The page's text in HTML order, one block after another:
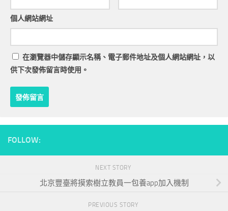
個人網站網址
在瀏覽器中儲存顯示名稱、電子郵件地址及個人網站網址，以
供下次發佈留言時使用。
FOLLOW:
NEXT STORY
北京豐臺將摸索樹立教員一包養app加入機制
PREVIOUS STORY